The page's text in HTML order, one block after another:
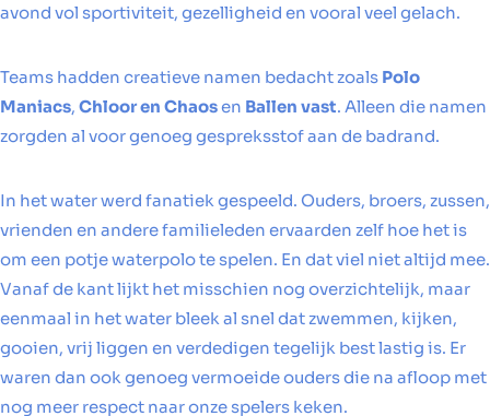
avond vol sportiviteit, gezelligheid en vooral veel gelach.
Teams hadden creatieve namen bedacht zoals Polo
Maniacs, Chloor en Chaosen Ballen vast. Alleen die namen
zorgden al voor genoeg gespreksstof aan de badrand.
In het water werd fanatiek gespeeld. Ouders, broers, zussen,
vrienden en andere familieleden ervaarden zelf hoe het is
om een potje waterpolo te spelen. En dat viel niet altijd mee.
Vanaf de kant lijkt het misschien nog overzichtelijk, maar
eenmaal in het water bleek al snel dat zwemmen, kijken,
gooien, vrij liggen en verdedigen tegelijk best lastig is. Er
waren dan ook genoeg vermoeide ouders die na afloop met
nog meer respect naar onze spelers keken.